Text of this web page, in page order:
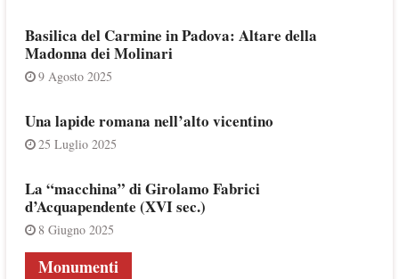
Basilica del Carmine in Padova: Altare della
Madonna dei Molinari
9 Agosto 2025
Una lapide romana nell’alto vicentino
25 Luglio 2025
La “macchina” di Girolamo Fabrici
d’Acquapendente (XVI sec.)
8 Giugno 2025
Monumenti